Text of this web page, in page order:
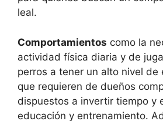
leal.
Comportamientos como la
actividad física diaria y de
perros a tener un alto nivel de
que requieren de dueños
dispuestos a invertir tiempo y
educación y entrenamiento.